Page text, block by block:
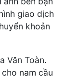
giao dịch
khoản
Văn Toàn.
nam cầu